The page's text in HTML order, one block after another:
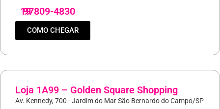
19
97809-4830
COMO CHEGAR
Loja 1A99 – Golden Square Shopping
Av. Kennedy, 700 - Jardim do Mar São Bernardo do Campo/SP